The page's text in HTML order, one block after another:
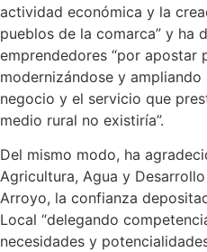
actividad económica y la
pueblos de la comarca” y ha
emprendedores “por apostar
modernizándose y
negocio y el servicio que
medio rural no existiría”.
Del mismo modo, ha
Agricultura, Agua y
Arroyo, la confianza
Local “delegando
necesidades y